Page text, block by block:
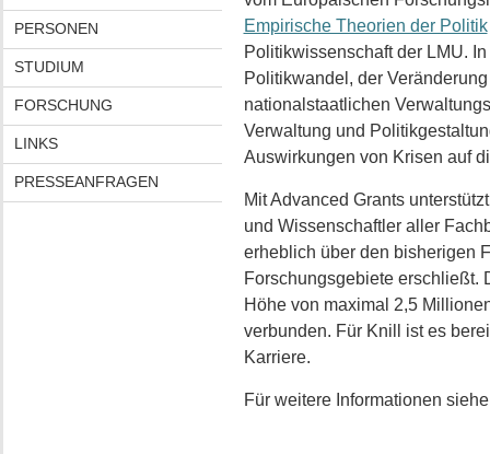
PERSONEN
STUDIUM
FORSCHUNG
LINKS
PRESSEANFRAGEN
Empirische Theorien der Politik
Politikwissenschaft der LMU.
Politikwandel, der
nationalstaatlichen
Verwaltung und
Auswirkungen von Krisen auf
Mit Advanced Grants
und Wissenschaftler aller
erheblich über den bisherigen
Forschungsgebiete erschließt.
Höhe von maximal 2,5
verbunden. Für Knill ist es
Karriere.
Für weitere Informationen